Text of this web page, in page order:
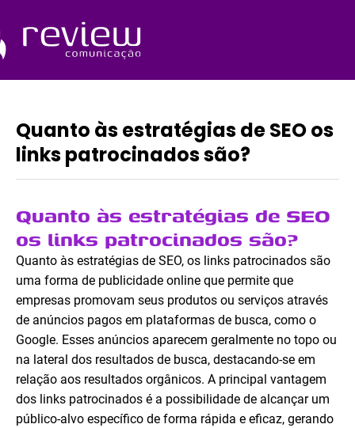
o
conteúdo
Quanto às estratégias de SEO os
links patrocinados são?
Quanto às estratégias de SEO
os links patrocinados são?
Quanto às estratégias de SEO, os links patrocinados são
uma forma de publicidade online que permite que
empresas promovam seus produtos ou serviços através
de anúncios pagos em plataformas de busca, como o
Google. Esses anúncios aparecem geralmente no topo ou
na lateral dos resultados de busca, destacando-se em
relação aos resultados orgânicos. A principal vantagem
dos links patrocinados é a possibilidade de alcançar um
público-alvo específico de forma rápida e eficaz, gerando